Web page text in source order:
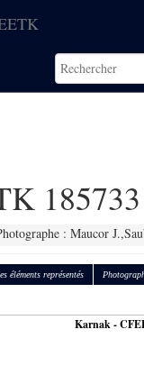
185733
: Maucor
éléments représentés